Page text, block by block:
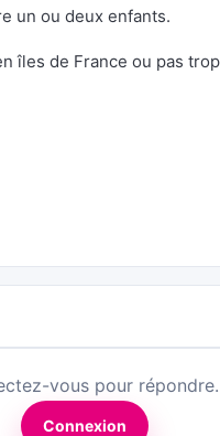
un ou deux enfants.
îles de France ou pas
vous pour répondre.
Connexion